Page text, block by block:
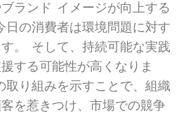
ランド イメージが向上する
の消費者は環境問題に対す
。 そして、持続可能な実践
する可能性が高くなりま
り組みを示すことで、組織
を惹きつけ、市場での競争